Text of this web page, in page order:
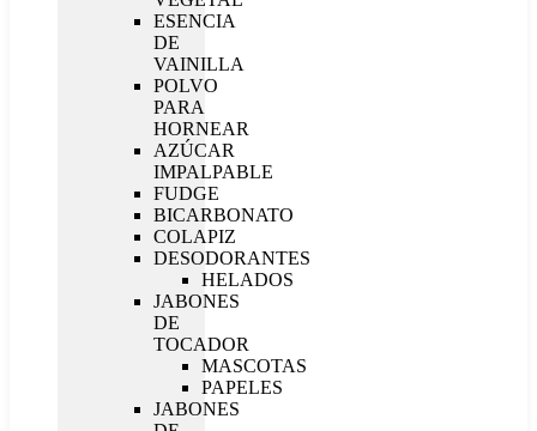
ESENCIA
DE
VAINILLA
POLVO
PARA
HORNEAR
AZÚCAR
IMPALPABLE
FUDGE
BICARBONATO
COLAPIZ
DESODORANTES
HELADOS
JABONES
DE
TOCADOR
MASCOTAS
PAPELES
JABONES